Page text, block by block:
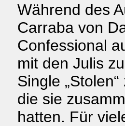
Während des
Carraba von
Confessional
mit den Julis
Single
die sie
hatten. Für